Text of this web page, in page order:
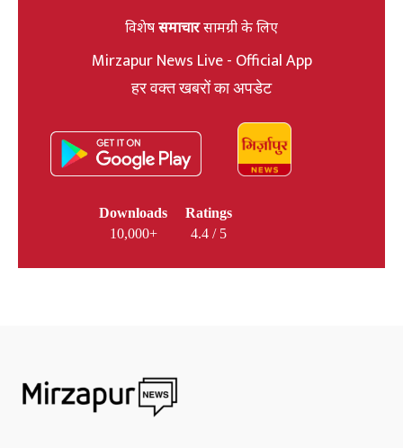
विशेषसमाचारसामग्री के लिए
Mirzapur News Live - Official App
हर वक्त खबरों का अपडेट
Downloads
10,000+
Ratings
4.4 / 5